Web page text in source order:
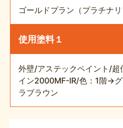
ゴールドプラン（プラチナリ
使用塗料１
外壁/アステックペイント/超
イン2000MF-IR/色：1階→
ラブラウン